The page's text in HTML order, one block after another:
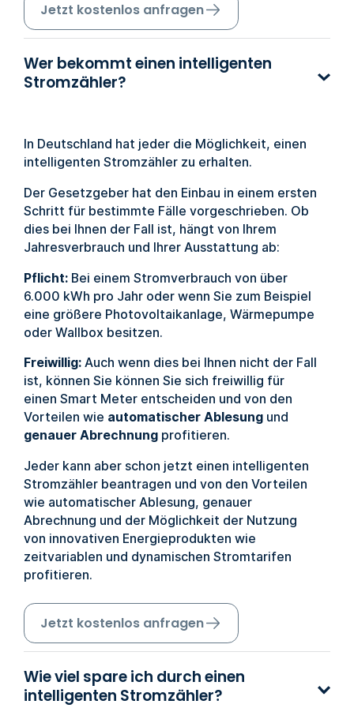
Jetzt kostenlos anfragen
Wer bekommt einen intelligenten
Stromzähler?
In Deutschland hat jeder die Möglichkeit, einen
intelligenten Stromzähler zu erhalten.
Der Gesetzgeber hat den Einbau in einem ersten
Schritt für bestimmte Fälle vorgeschrieben. Ob
dies bei Ihnen der Fall ist, hängt von Ihrem
Jahresverbrauch und Ihrer Ausstattung ab:
Pflicht: Bei einem Stromverbrauch von über
6.000 kWh pro Jahr oder wenn Sie zum Beispiel
eine größere Photovoltaikanlage, Wärmepumpe
oder Wallbox besitzen.
Freiwillig: Auch wenn dies bei Ihnen nicht der Fall
ist, können Sie können Sie sich freiwillig für
einen Smart Meter entscheiden und von den
Vorteilen wie automatischer Ablesungund
genauer Abrechnungprofitieren.
Jeder kann aber schon jetzt einen intelligenten
Stromzähler beantragen und von den Vorteilen
wie automatischer Ablesung, genauer
Abrechnung und der Möglichkeit der Nutzung
von innovativen Energieprodukten wie
zeitvariablen und dynamischen Stromtarifen
profitieren.
Jetzt kostenlos anfragen
Wie viel spare ich durch einen
intelligenten Stromzähler?